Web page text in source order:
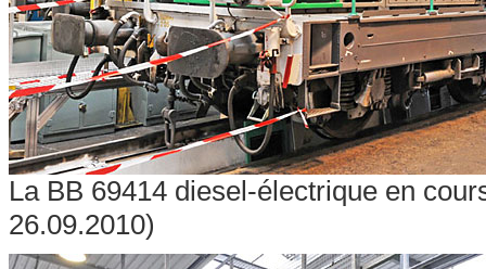
La BB 69414 diesel-électrique en
26.09.2010)